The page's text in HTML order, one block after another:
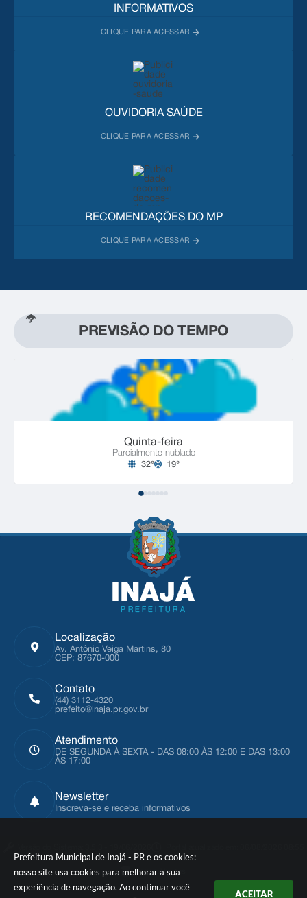
Prefeitura Municipal de Inajá - PR e os cookies:
nosso site usa cookies para melhorar a sua
experiência de navegação. Ao continuar você
ACEITAR
INFORMATIVOS
OUVIDORIA SAÚDE
RECOMENDAÇÕES DO MP
PREVISÃO DO TEMPO
Quinta-feira
Parcialmente nublado
32° 19°
Localização
Av. Antônio Veiga Martins, 80
CEP: 87670-000
Contato
(44) 3112-4320
prefeito@inaja.pr.gov.br
Atendimento
DE SEGUNDA À SEXTA - DAS 08:00 ÀS 12:00 E DAS 13:00
ÀS 17:00
Newsletter
Inscreva-se e receba informativos
Dados Abertos